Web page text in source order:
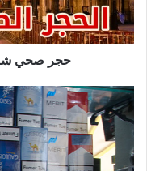
تونسية
حجر صحي
بداية
من
الغد:
الأسعار
الجديدة